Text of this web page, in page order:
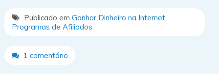
Publicado em Ganhar Dinheiro na Internet,
Programas de Afiliados
1 comentário